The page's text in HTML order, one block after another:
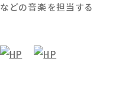
などの音楽を担当する